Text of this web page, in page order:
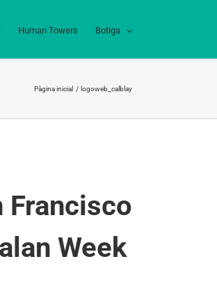
Human Towers Botiga
Pàgina inicial logoweb_calblay
Francisco
Week